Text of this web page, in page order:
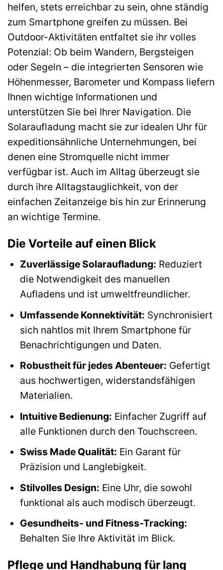
helfen, stets erreichbar zu sein, ohne ständig
zum Smartphone greifen zu müssen. Bei
Outdoor-Aktivitäten entfaltet sie ihr volles
Potenzial: Ob beim Wandern, Bergsteigen
oder Segeln – die integrierten Sensoren wie
Höhenmesser, Barometer und Kompass liefern
Ihnen wichtige Informationen und
unterstützen Sie bei Ihrer Navigation. Die
Solaraufladung macht sie zur idealen Uhr für
expeditionsähnliche Unternehmungen, bei
denen eine Stromquelle nicht immer
verfügbar ist. Auch im Alltag überzeugt sie
durch ihre Alltagstauglichkeit, von der
einfachen Zeitanzeige bis hin zur Erinnerung
an wichtige Termine.
Die Vorteile auf einen Blick
Zuverlässige Solaraufladung: Reduziert
die Notwendigkeit des manuellen
Aufladens und ist umweltfreundlicher.
Umfassende Konnektivität: Synchronisiert
sich nahtlos mit Ihrem Smartphone für
Benachrichtigungen und Daten.
Robustheit für jedes Abenteuer: Gefertigt
aus hochwertigen, widerstandsfähigen
Materialien.
Intuitive Bedienung: Einfacher Zugriff auf
alle Funktionen durch den Touchscreen.
Swiss Made Qualität: Ein Garant für
Präzision und Langlebigkeit.
Stilvolles Design: Eine Uhr, die sowohl
funktional als auch modisch überzeugt.
Gesundheits- und Fitness-Tracking:
Behalten Sie Ihre Aktivität im Blick.
Pflege und Handhabung für lang